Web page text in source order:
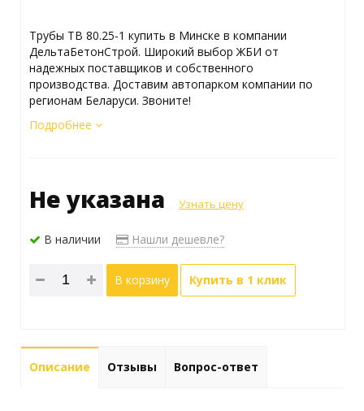
Трубы ТВ 80.25-1 купить в Минске в компании
ДельтаБетонСтрой. Широкий выбор ЖБИ от
надежных поставщиков и собственного
производства. Доставим автопарком компании по
регионам Беларуси. Звоните!
Подробнее
Не указана Узнать цену
В наличии Нашли дешевле?
В корзину Купить в 1 клик
Описание Отзывы Вопрос-ответ